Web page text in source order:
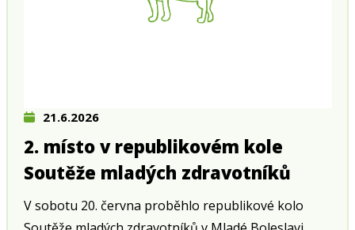
21.6.2026
2. místo v republikovém kole
Soutěže mladých zdravotníků
V sobotu 20. června proběhlo republikové kolo